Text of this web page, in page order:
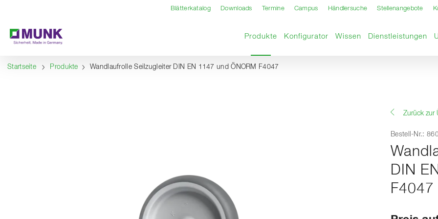
Blätterkatalog Downloads Termine Campus Händlersuche Stellenangebote
Produkte Aktuelle Seite
Konfigurator Wissen Dienstleistungen
Startseite Produkte Wandlaufrolle Seilzugleiter DIN EN 1147 und ÖNORM F4047
Zurück zur
Bestell-Nr.:
DIN
F4047